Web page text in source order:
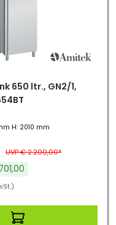
650 ltr., GN2/1,
H: 2010 mm
UVP € 2.200,00*